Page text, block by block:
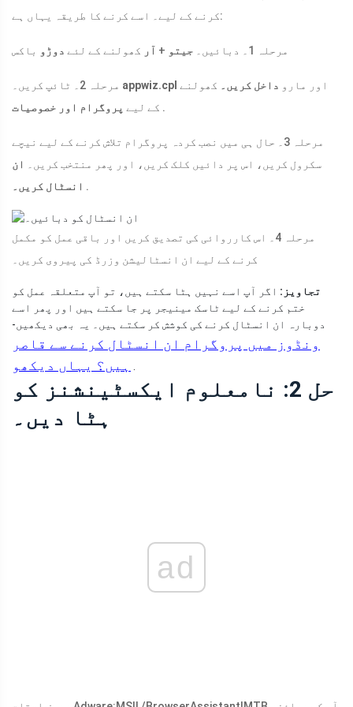
کرنے کے لیے۔ اسے کرنے کا طریقہ یہاں ہے:
مرحلہ 1۔ دبائیں۔ جیتو + آر کھولنے کے لئے دوڑو باکس
appwiz.cpl اور مارو داخل کریں۔ کھولنے
کے لیے پروگرام اور خصوصیات .
مرحلہ 3۔ حال ہی میں نصب کردہ پروگرام تلاش کرنے کے لیے نیچے
سکرول کریں، اس پر دائیں کلک کریں، اور پھر منتخب کریں۔ ان
انسٹال کریں۔ .
مرحلہ 4۔ اس کارروائی کی تصدیق کریں اور باقی عمل کو مکمل
کرنے کے لیے ان انسٹالیشن وزرڈ کی پیروی کریں۔
تجاویز: اگر آپ اسے نہیں ہٹا سکتے ہیں، تو آپ متعلقہ عمل کو
ختم کرنے کے لیے ٹاسک مینیجر پر جا سکتے ہیں اور پھر اسے
دوبارہ ان انسٹال کرنے کی کوشش کر سکتے ہیں۔ یہ بھی دیکھیں-
ونڈوز میں پروگرام ان انسٹال کرنے سے قاصر
ہیں؟ یہاں دیکھو .
حل 2: نامعلوم ایکسٹینشنز کو
ہٹا دیں۔
ad